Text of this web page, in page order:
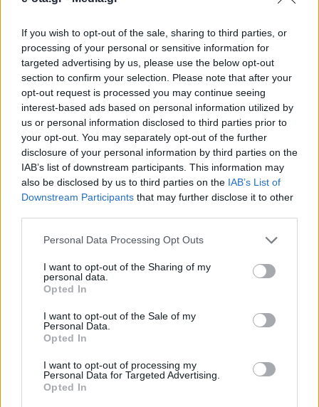
If you wish to opt-out of the sale, sharing to third parties, or
processing of your personal or sensitive information for
targeted advertising by us, please use the below opt-out
section to confirm your selection. Please note that after your
opt-out request is processed you may continue seeing
interest-based ads based on personal information utilized by
us or personal information disclosed to third parties prior to
your opt-out. You may separately opt-out of the further
disclosure of your personal information by third parties on the
IAB’s list of downstream participants. This information may
also be disclosed by us to third parties on the IAB’s List of
Downstream Participants that may further disclose it to other
Personal Data Processing Opt Outs
I want to opt-out of the Sharing of my
personal data.
Opted In
I want to opt-out of the Sale of my
Personal Data.
Opted In
I want to opt-out of processing my
Personal Data for Targeted Advertising.
Opted In
Ενεργή συμμετοχή στην Έκθεση OTA EXPO 2025 έχει
το Ινστιτούτο Τοπικής Αυτοδιοίκησης που αποτελεί
τον επιστημονικό βραχίονα των δήμων και
συνεργάτη της ΚΕΔΕ. Το ΙΤΑ, ως δεξαμενή σκέψης
των δήμων όλης της χώρας θα έχει συμμετοχή στην
έκθεση που πραγματοποιείται, σήμερα και αύριο
στο Ζάππειο Μέγαρο με βασικούς στόχους την
προβολή της εικόνας και του […]
12.03.2025 - 09.28
ΡΟΗ ΕΙΔΗΣΕΩΝ
ΕΠΙΚΑΙΡΟΤΗΤΑ
ΠΕΡΙΦΕΡΕΙΕΣ
OTA LEAKS